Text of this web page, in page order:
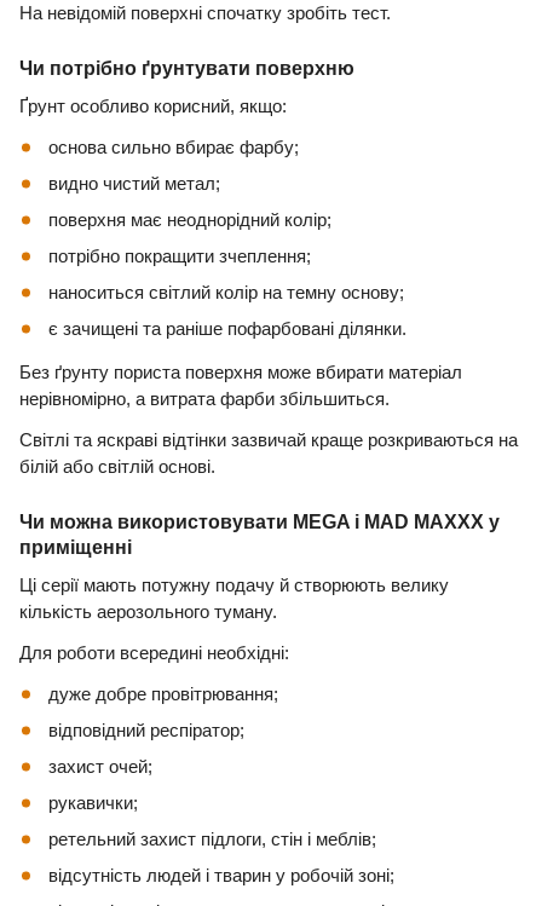
На невідомій поверхні спочатку зробіть тест.
Чи потрібно ґрунтувати поверхню
Ґрунт особливо корисний, якщо:
основа сильно вбирає фарбу;
видно чистий метал;
поверхня має неоднорідний колір;
потрібно покращити зчеплення;
наноситься світлий колір на темну основу;
є зачищені та раніше пофарбовані ділянки.
Без ґрунту пориста поверхня може вбирати матеріал
нерівномірно, а витрата фарби збільшиться.
Світлі та яскраві відтінки зазвичай краще розкриваються на
білій або світлій основі.
Чи можна використовувати MEGA і MAD MAXXX у
приміщенні
Ці серії мають потужну подачу й створюють велику
кількість аерозольного туману.
Для роботи всередині необхідні:
дуже добре провітрювання;
відповідний респіратор;
захист очей;
рукавички;
ретельний захист підлоги, стін і меблів;
відсутність людей і тварин у робочій зоні;